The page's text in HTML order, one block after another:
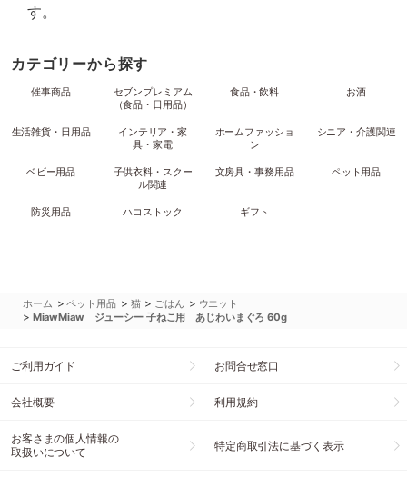
す。
カテゴリーから探す
催事商品
セブンプレミアム
（食品・日用品）
食品・飲料 お酒
生活雑貨・日用品
インテリア・家
具・家電
ホームファッショ
ン
シニア・介護関連
ベビー用品
子供衣料・スクー
ル関連
文房具・事務用品 ペット用品
防災用品 ハコストック ギフト
ホーム >ペット用品 > 猫 > ごはん > ウエット
> MiawMiaw ジューシー 子ねこ用 あじわいまぐろ 60g
ご利用ガイド お問合せ窓口
会社概要 利用規約
お客さまの個人情報の
取扱いについて
特定商取引法に基づく表示